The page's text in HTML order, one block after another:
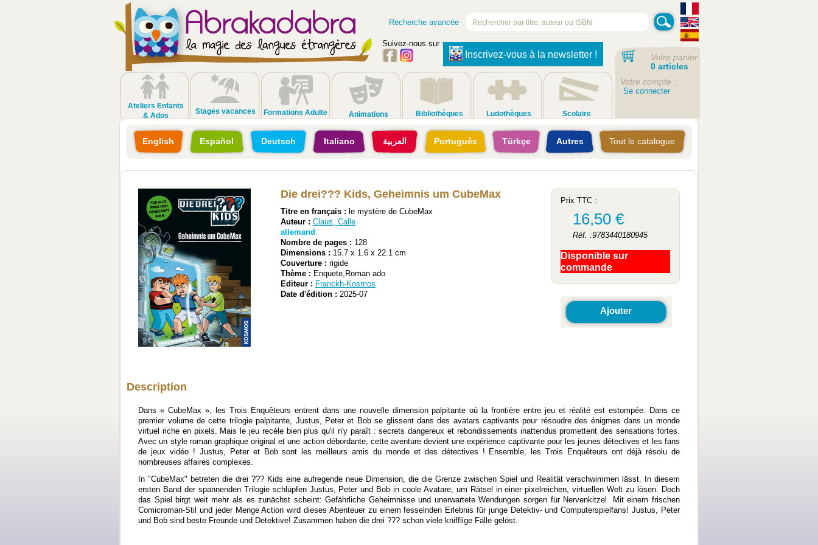
Recherche avancée
Suivez-nous sur :
Inscrivez-vous à la newsletter !
Ateliers Enfants
& Ados
Stages vacances Formations Adulte Animations Bibliothèques Ludothèques Scolaire
Votre panier
0 articles
Votre compte :
Se connecter
English Español Deutsch Italiano العربية Português Türkçe Autres Tout le catalogue
Die drei??? Kids, Geheimnis um CubeMax
Titre en français : le mystère de CubeMax
Auteur : Claus, Calle
allemand
Nombre de pages : 128
Dimensions : 15.7 x 1.6 x 22.1 cm
Couverture : rigide
Thème : Enquete,Roman ado
Editeur : Franckh-Kosmos
Date d'édition : 2025-07
Prix TTC :
16,50 €
Réf. :9783440180945
Disponible sur
commande
Ajouter
Description
Dans « CubeMax », les Trois Enquêteurs entrent dans une nouvelle dimension palpitante où la frontière entre jeu et réalité est estompée. Dans ce
premier volume de cette trilogie palpitante, Justus, Peter et Bob se glissent dans des avatars captivants pour résoudre des énigmes dans un monde
virtuel riche en pixels. Mais le jeu recèle bien plus qu'il n'y paraît : secrets dangereux et rebondissements inattendus promettent des sensations fortes.
Avec un style roman graphique original et une action débordante, cette aventure devient une expérience captivante pour les jeunes détectives et les fans
de jeux vidéo ! Justus, Peter et Bob sont les meilleurs amis du monde et des détectives ! Ensemble, les Trois Enquêteurs ont déjà résolu de
nombreuses affaires complexes.
In "CubeMax" betreten die drei ??? Kids eine aufregende neue Dimension, die die Grenze zwischen Spiel und Realität verschwimmen lässt. In diesem
ersten Band der spannenden Trilogie schlüpfen Justus, Peter und Bob in coole Avatare, um Rätsel in einer pixelreichen, virtuellen Welt zu lösen. Doch
das Spiel birgt weit mehr als es zunächst scheint: Gefährliche Geheimnisse und unerwartete Wendungen sorgen für Nervenkitzel. Mit einem frischen
Comicroman-Stil und jeder Menge Action wird dieses Abenteuer zu einem fesselnden Erlebnis für junge Detektiv- und Computerspielfans! Justus, Peter
und Bob sind beste Freunde und Detektive! Zusammen haben die drei ??? schon viele knifflige Fälle gelöst.